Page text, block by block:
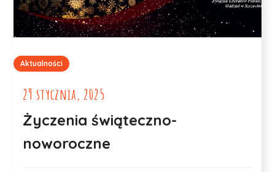
Aktualności
29 stycznia, 2025
Życzenia świąteczno-
noworoczne